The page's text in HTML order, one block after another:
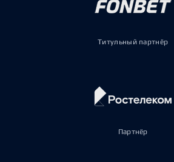
Титульный партнёр
Партнёр